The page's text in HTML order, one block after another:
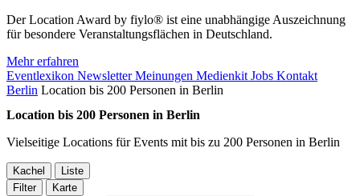
Der Location Award by fiylo® ist eine unabhängige Auszeichnung
für besondere Veranstaltungsflächen in Deutschland.
Mehr erfahren
Eventlexikon NewsletterMeinungen Medienkit Jobs Kontakt
Berlin Location bis 200 Personen in Berlin
Location bis 200 Personen in Berlin
Vielseitige Locations für Events mit bis zu 200 Personen in Berlin
Kachel
Liste
Filter
Karte